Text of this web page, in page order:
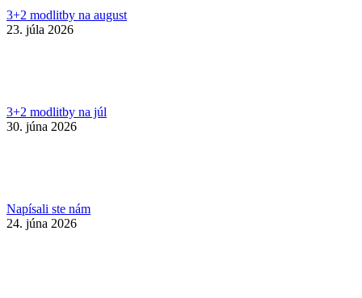
3+2 modlitby na august
23. júla 2026
3+2 modlitby na júl
30. júna 2026
Napísali ste nám
24. júna 2026